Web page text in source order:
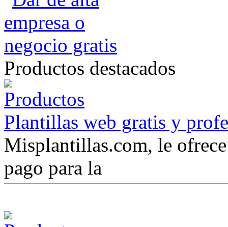
Productos destacados
Plantillas web gratis y
Misplantillas.com, le
pago para la